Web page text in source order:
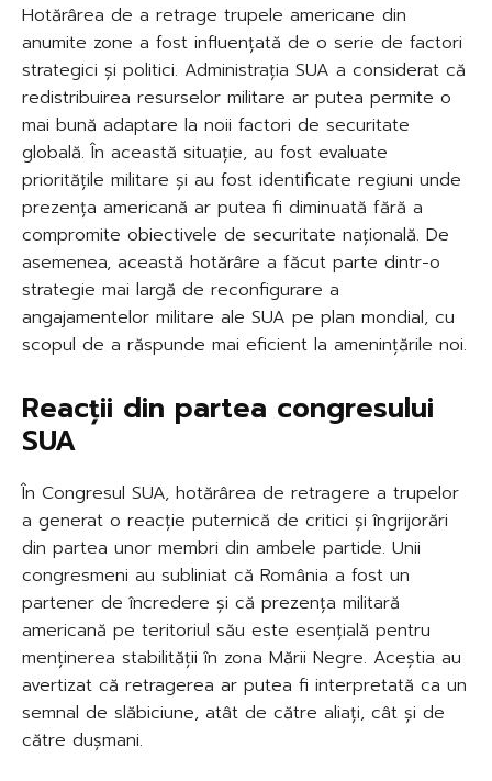
Hotărârea de a retrage trupele americane din
anumite zone a fost influențată de o serie de factori
strategici și politici. Administrația SUA a considerat că
redistribuirea resurselor militare ar putea permite o
mai bună adaptare la noii factori de securitate
globală. În această situație, au fost evaluate
prioritățile militare și au fost identificate regiuni unde
prezența americană ar putea fi diminuată fără a
compromite obiectivele de securitate națională. De
asemenea, această hotărâre a făcut parte dintr-o
strategie mai largă de reconfigurare a
angajamentelor militare ale SUA pe plan mondial, cu
scopul de a răspunde mai eficient la amenințările noi.
Reacții din partea congresului
SUA
În Congresul SUA, hotărârea de retragere a trupelor
a generat o reacție puternică de critici și îngrijorări
din partea unor membri din ambele partide. Unii
congresmeni au subliniat că România a fost un
partener de încredere și că prezența militară
americană pe teritoriul său este esențială pentru
menținerea stabilității în zona Mării Negre. Aceștia au
avertizat că retragerea ar putea fi interpretată ca un
semnal de slăbiciune, atât de către aliați, cât și de
către dușmani.